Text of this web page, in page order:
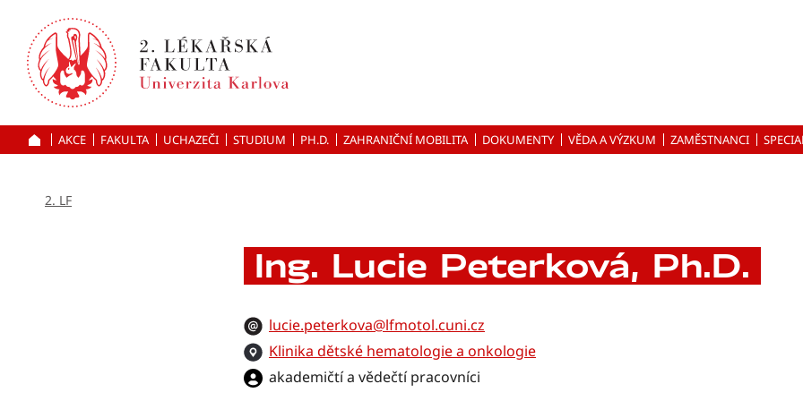
k hlavnímu
obsahu
ÚVOD
AKCE FAKULTA UCHAZEČI STUDIUM PH.D. ZAHRANIČNÍ MOBILITA DOKUMENTY VĚDA A VÝZKUM ZAMĚSTNANCI
2. LF
Ing. Lucie Peterková, Ph.D.
lucie.peterkova@lfmotol.cuni.cz
Klinika dětské hematologie a onkologie
akademičtí a vědečtí pracovníci